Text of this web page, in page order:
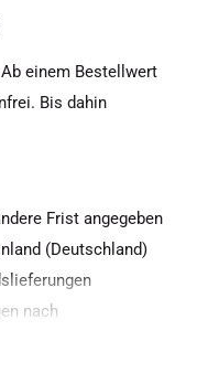
Ab einem Bestellwert
Bis dahin
Frist angegeben
(Deutschland)
nach
Sie, dass an